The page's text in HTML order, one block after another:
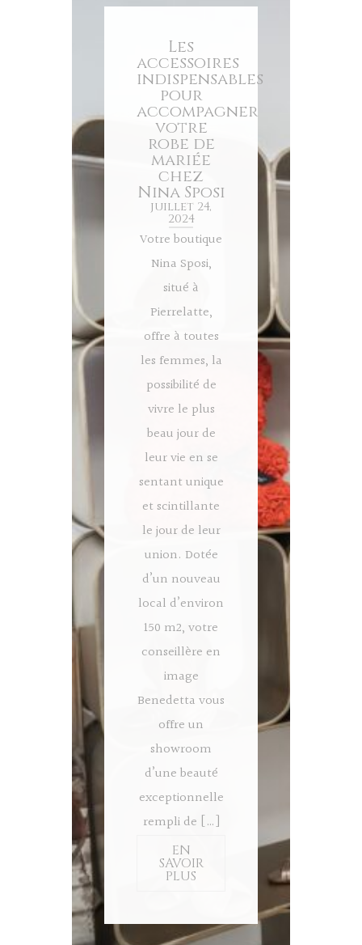
Les
accessoires
indispensables
pour
accompagner
votre
robe de
mariée
chez
Nina Sposi
juillet 24,
2024
Votre boutique
Nina Sposi,
situé à
Pierrelatte,
offre à toutes
les femmes, la
possibilité de
vivre le plus
beau jour de
leur vie en se
sentant unique
et scintillante
le jour de leur
union. Dotée
d’un nouveau
local d’environ
150 m2, votre
conseillère en
image
Benedetta vous
offre un
showroom
d’une beauté
exceptionnelle
rempli de […]
EN
SAVOIR
PLUS